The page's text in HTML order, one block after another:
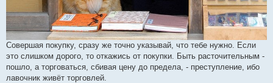
Совершая покупку, сразу же точно указывай, что тебе нужно. Если
это слишком дорого, то откажись от покупки. Быть расточительным -
пошло, а торговаться, сбивая цену до предела, - преступление, ибо
лавочник живёт торговлей.